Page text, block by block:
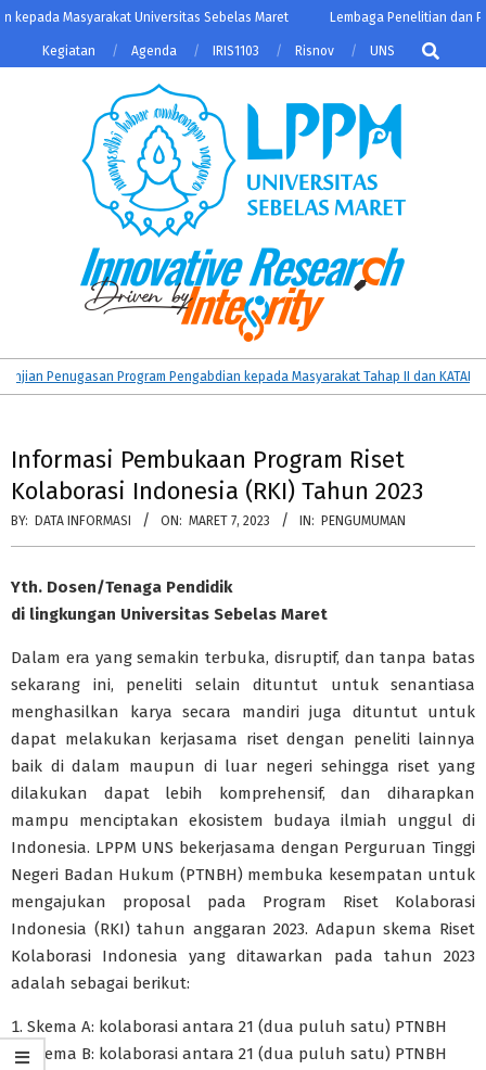
Skip
content
Masyarakat Universitas Sebelas Maret Lembaga Penelitian dan
Kegiatan Agenda IRIS1103 Risnov UNS
Search
LPPM
UNS
Primary
Navigation
Penugasan Program Pengabdian kepada Masyarakat Tahap II dan KATALIS
Informasi Pembukaan Program Riset
Kolaborasi Indonesia (RKI) Tahun 2023
BY: DATA INFORMASI ON: MARET 7, 2023 IN: PENGUMUMAN
Yth. Dosen/Tenaga Pendidik
di lingkungan Universitas Sebelas Maret
Dalam era yang semakin terbuka, disruptif, dan tanpa batas
sekarang ini, peneliti selain dituntut untuk senantiasa
menghasilkan karya secara mandiri juga dituntut untuk
dapat melakukan kerjasama riset dengan peneliti lainnya
baik di dalam maupun di luar negeri sehingga riset yang
dilakukan dapat lebih komprehensif, dan diharapkan
mampu menciptakan ekosistem budaya ilmiah unggul di
Indonesia. LPPM UNS bekerjasama dengan Perguruan Tinggi
Negeri Badan Hukum (PTNBH) membuka kesempatan untuk
mengajukan proposal pada Program Riset Kolaborasi
Indonesia (RKI) tahun anggaran 2023. Adapun skema Riset
Kolaborasi Indonesia yang ditawarkan pada tahun 2023
adalah sebagai berikut:
Skema A: kolaborasi antara 21 (dua puluh satu) PTNBH
Skema B: kolaborasi antara 21 (dua puluh satu) PTNBH